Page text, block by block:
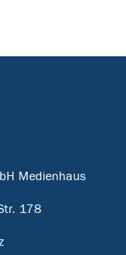
Medienhaus
178